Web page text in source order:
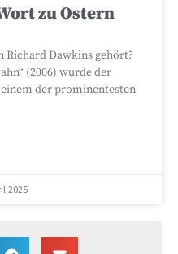
zu Ostern
Richard Dawkins gehört?
(2006) wurde der
der prominentesten
2025